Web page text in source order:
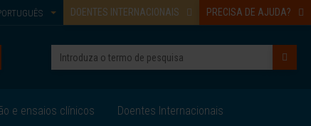
DOENTES INTERNACIONAIS PRECISA DE AJUDA?
e ensaios clínicos Doentes Internacionais